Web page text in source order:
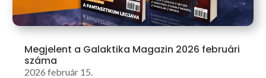
Megjelent a Galaktika Magazin 2026 februári
száma
2026 február 15.